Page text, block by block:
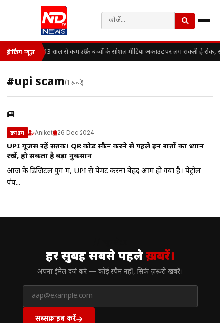
ब्रेकिंग न्यूज़ 13 साल से कम उम्र के बच्चों के सोशल मीडिया अकाउंट पर लग सकती है रोक,
#upi scam(1 खबरें)
क्राइम Aniket 26 Dec 2024
UPI यूजर्स रहें सतर्क! QR कोड स्कैन करने से पहले इन बातों का ध्यान
रखें, हो सकता है बड़ा नुकसान
आज के डिजिटल युग में, UPI से पेमेंट करना बेहद आम हो गया है। पेट्रोल
पंप...
हर सुबह सबसे पहलेख़बरें।
अपना ईमेल दर्ज करें — कोई स्पैम नहीं, सिर्फ ज़रूरी खबरें।
सब्सक्राइब करें